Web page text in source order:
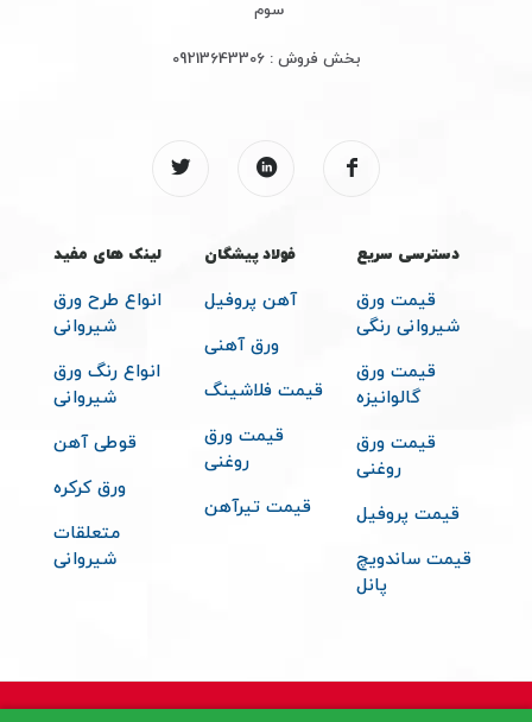
سوم
بخش فروش :09213643306
دسترسی سریع
قیمت ورق
شیروانی رنگی
قیمت ورق
گالوانیزه
قیمت ورق
روغنی
قیمت پروفیل
قیمت ساندویچ
پانل
فولاد پیشگان
آهن پروفیل
ورق آهنی
قیمت فلاشینگ
قیمت ورق
روغنی
قیمت تیرآهن
لینک های مفید
انواع طرح ورق
شیروانی
انواع رنگ ورق
شیروانی
قوطی آهن
ورق کرکره
متعلقات
شیروانی